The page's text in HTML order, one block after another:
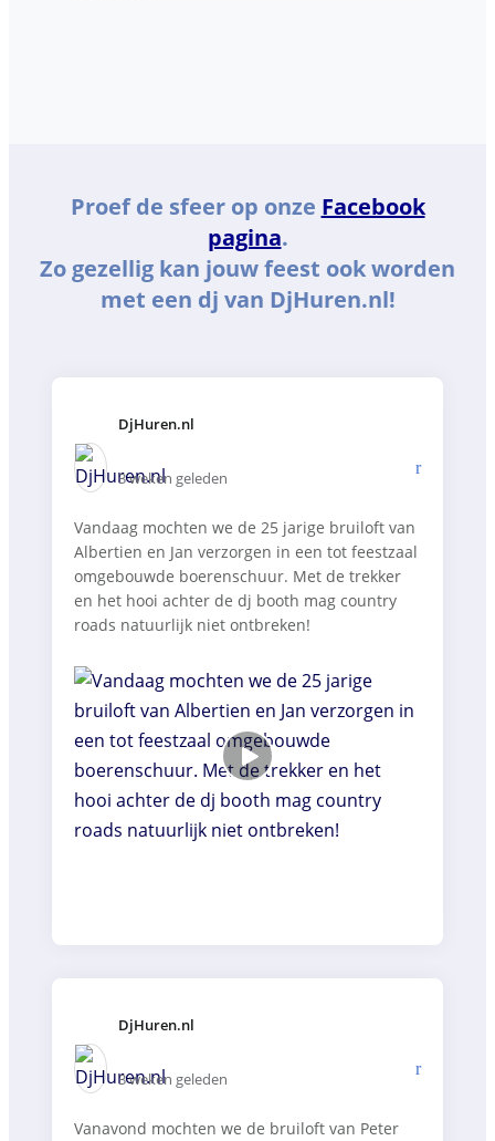
Proef de sfeer op onze Facebook
pagina.
Zo gezellig kan jouw feest ook worden
met een dj van DjHuren.nl!
DjHuren.nl️
3 weken geleden
Vandaag mochten we de 25 jarige bruiloft van
Albertien en Jan verzorgen in een tot feestzaal
omgebouwde boerenschuur. Met de trekker
en het hooi achter de dj booth mag country
roads natuurlijk niet ontbreken!
DjHuren.nl️
3 weken geleden
Vanavond mochten we de bruiloft van Peter